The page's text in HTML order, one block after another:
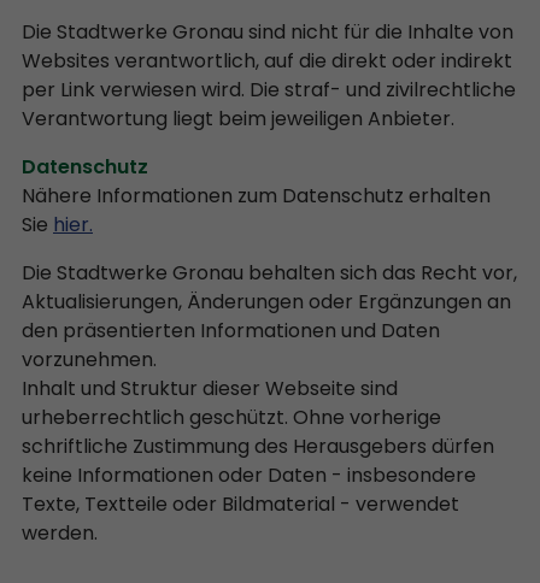
Die Stadtwerke Gronau sind nicht für die Inhalte von
Websites verantwortlich, auf die direkt oder indirekt
per Link verwiesen wird. Die straf- und zivilrechtliche
Verantwortung liegt beim jeweiligen Anbieter.
Datenschutz
Nähere Informationen zum Datenschutz erhalten
Sie hier.
Die Stadtwerke Gronau behalten sich das Recht vor,
Aktualisierungen, Änderungen oder Ergänzungen an
den präsentierten Informationen und Daten
vorzunehmen.
Inhalt und Struktur dieser Webseite sind
urheberrechtlich geschützt. Ohne vorherige
schriftliche Zustimmung des Herausgebers dürfen
keine Informationen oder Daten - insbesondere
Texte, Textteile oder Bildmaterial - verwendet
werden.